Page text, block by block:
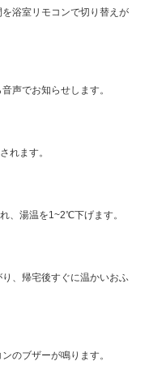
浴室リモコンで切り替えが
声でお知らせします。
れます。
、湯温を1~2℃下げます。
、帰宅後すぐに温かいおふ
のブザーが鳴ります。